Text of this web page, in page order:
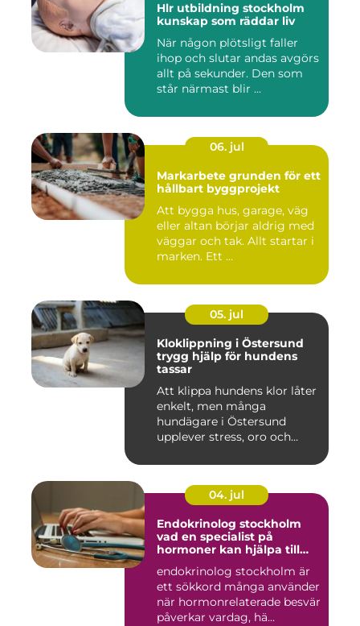
Hlr utbildning stockholm
kunskap som räddar liv
När någon plötsligt faller
ihop och slutar andas avgörs
allt på sekunder. Den som
står närmast blir ...
06. jul
Markarbete grunden för ett
hållbart byggprojekt
Att bygga hus, garage, väg
eller altan börjar aldrig med
väggar och tak. Allt startar i
marken. Ett ...
05. jul
Kloklippning i Östersund
trygg hjälp för hundens
tassar
Att klippa hundens klor låter
enkelt, men många
hundägare i Östersund
upplever stress, oro och
04. jul
Endokrinolog stockholm
vad en specialist på
hormoner kan hjälpa till
endokrinolog stockholm är
ett sökkord många använder
när hormonrelaterade besvär
påverkar vardag, hä...